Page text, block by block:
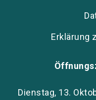
Erklärung
Dienstag, 13.